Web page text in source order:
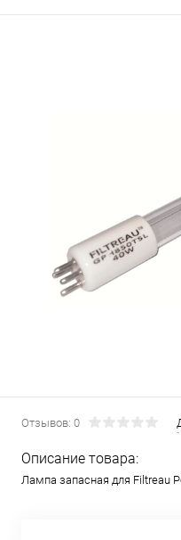
Отзывов: 0
Описание товара:
Лампа запасная для Filtreau